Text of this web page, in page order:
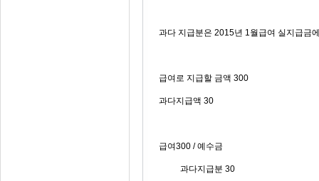
과다 지급분은 2015년 1월급여 실지급금
급여로 지급할 금액 300
과다지급액 30
급여300 / 예수금
과다지급분 30